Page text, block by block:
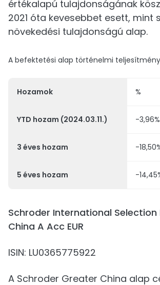
értékalapú tulajdonságának
2021 óta kevesebbet esett, mint
növekedési tulajdonságú alap.
A befektetési alap történelmi
Hozamok %
YTD hozam (2024.03.11.) -3,96%
3 éves hozam -
5 éves hozam -
Schroder International Selection
China A Acc EUR
ISIN: LU0365775922
A Schroder Greater China alap